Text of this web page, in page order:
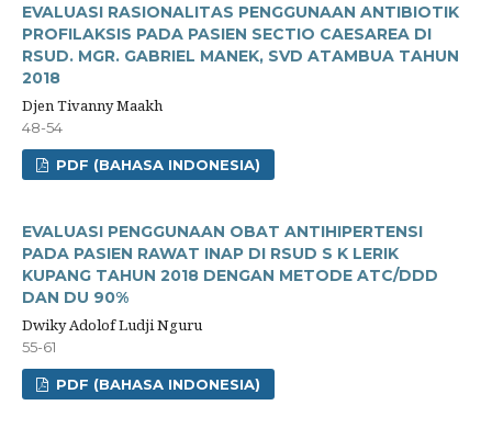
EVALUASI RASIONALITAS PENGGUNAAN ANTIBIOTIK
PROFILAKSIS PADA PASIEN SECTIO CAESAREA DI
RSUD. MGR. GABRIEL MANEK, SVD ATAMBUA TAHUN
2018
Djen Tivanny Maakh
48-54
PDF (BAHASA INDONESIA)
EVALUASI PENGGUNAAN OBAT ANTIHIPERTENSI
PADA PASIEN RAWAT INAP DI RSUD S K LERIK
KUPANG TAHUN 2018 DENGAN METODE ATC/DDD
DAN DU 90%
Dwiky Adolof Ludji Nguru
55-61
PDF (BAHASA INDONESIA)